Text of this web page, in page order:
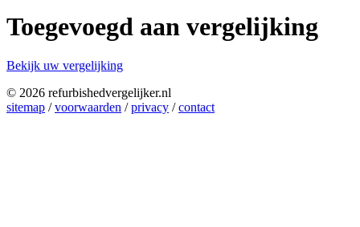
Toegevoegd aan vergelijking
Bekijk uw vergelijking
© 2026 refurbishedvergelijker.nl
sitemap /voorwaarden /privacy /contact